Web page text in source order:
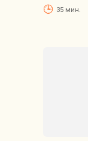
35 мин.